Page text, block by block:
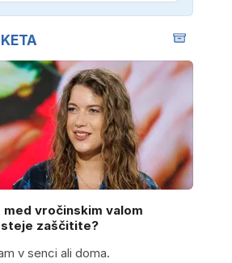
med vročinskim valom
zaščitite?
v senci ali doma.